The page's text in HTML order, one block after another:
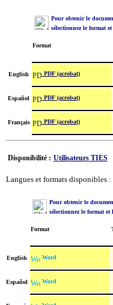
Pour obtenir le
sélectionnez le format
Format
English PDF (acrobat)
Español PDF (acrobat)
Français PDF (acrobat)
Disponibilité : Utilisateurs TIES
Langues et formats disponibles :
Pour obtenir le
sélectionnez le format et
Format
English Word
Español Word